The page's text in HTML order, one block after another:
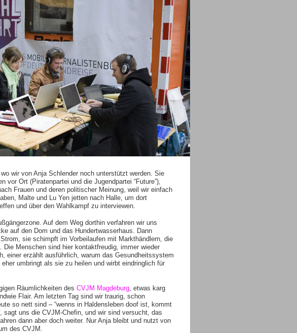
wir von Anja Schlender noch unterstützt werden. Sie
vor Ort (Piratenpartei und die Jugendpartei “Future”),
Frauen und deren politischer Meinung, weil wir einfach
Malte und Lu Yen jetten nach Halle, um dort
und über den Wahlkampf zu interviewen.
Auf dem Weg dorthin verfahren wir uns
auf den Dom und das Hundertwasserhaus. Dann
sie schimpft im Vorbeilaufen mit Markthändlern, die
Die Menschen sind hier kontaktfreudig, immer wieder
einer erzählt ausführlich, warum das Gesundheitssystem
umbringt als sie zu heilen und wirbt eindringlich für
Räumlichkeiten des CVJM Magdeburg, etwas karg
Flair. Am letzten Tag sind wir traurig, schon
so nett sind – “wenns in Haldensleben doof ist, kommt
sagt uns die CVJM-Chefin, und wir sind versucht, das
dann aber doch weiter. Nur Anja bleibt und nutzt von
des CVJM.